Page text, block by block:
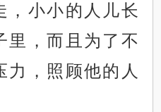
，小小的人儿长
里，而且为了不
力，照顾他的人